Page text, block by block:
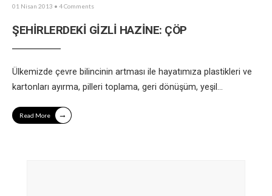
01 Nisan 2013 • 4 Comments
ŞEHİRLERDEKİ GİZLİ HAZİNE: ÇÖP
Ülkemizde çevre bilincinin artması ile hayatımıza plastikleri ve
kartonları ayırma, pilleri toplama, geri dönüşüm, yeşil ...
Read More →